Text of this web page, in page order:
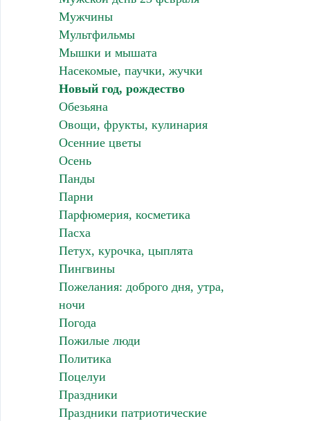
Мужчины
Мультфильмы
Мышки и мышата
Насекомые, паучки, жучки
Новый год, рождество
Обезьяна
Овощи, фрукты, кулинария
Осенние цветы
Осень
Панды
Парни
Парфюмерия, косметика
Пасха
Петух, курочка, цыплята
Пингвины
Пожелания: доброго дня, утра,
ночи
Погода
Пожилые люди
Политика
Поцелуи
Праздники
Праздники патриотические